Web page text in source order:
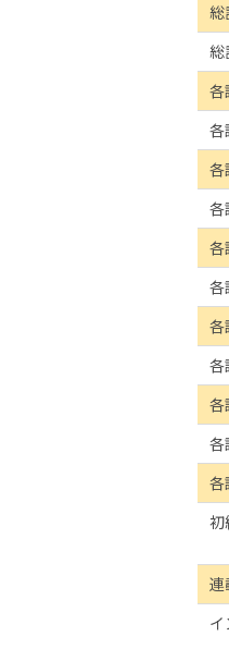
総
総
各
各
各
各
各
各
各
各
各
各
各
初
連